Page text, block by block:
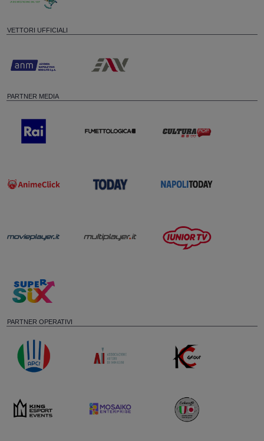
VETTORI UFFICIALI
PARTNER MEDIA
PARTNER OPERATIVI